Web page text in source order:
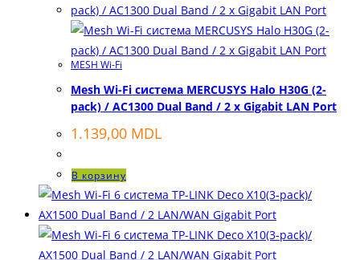
MESH Wi-Fi
Mesh Wi-Fi система MERCUSYS Halo H30G (2-
pack) / AC1300 Dual Band / 2 x Gigabit LAN Port
1.139,00 MDL
В корзину